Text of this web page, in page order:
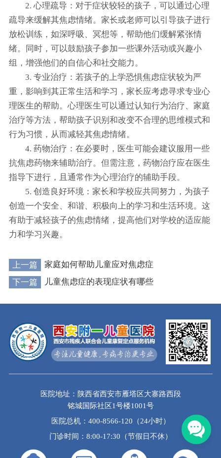
2. 心理疏导：对于症状较轻的孩子，可以通过心理
疏导来缓解其焦虑情绪。家长或老师可以引导孩子进行
放松训练，如深呼吸、冥想等，帮助他们缓解紧张情
绪。同时，可以鼓励孩子参加一些课外活动或兴趣小
组，增强他们的自信心和社交能力。
3. 专业治疗：若孩子的上学恐惧焦虑症状较为严
重，影响到其正常生活和学习，家长应考虑寻求专业心
理医生的帮助。心理医生可以通过认知行为治疗、家庭
治疗等方法，帮助孩子识别和改变不合理的思维模式和
行为习惯，从而减轻其焦虑情绪。
4. 药物治疗：在必要时，医生可能会建议服用一些
抗焦虑药物来辅助治疗。但需注意，药物治疗应在医生
指导下进行，且通常作为心理治疗的辅助手段。
5. 创造良好环境：家长和学校应共同努力，为孩子
创造一个安全、和谐、积极向上的学习和生活环境。这
有助于减轻孩子的焦虑情绪，提高他们对学校的适应能
力和学习兴趣。
上一篇
家庭如何帮助儿童应对焦虑症
下一篇
儿童焦虑症的表现症状有哪些
医院地址：陕西省西安市雁塔区大寨路西段
铭城国际社区1号楼1001号
医院总机：400-8566-120（24小时）
门诊时间：8:00-17:30（节假日不休）